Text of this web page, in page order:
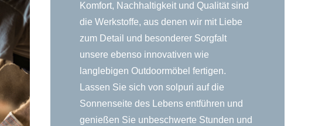
Komfort, Nachhaltigkeit und Qualität sind
die Werkstoffe, aus denen wir mit Liebe
zum Detail und besonderer Sorgfalt
unsere ebenso innovativen wie
langlebigen Outdoormöbel fertigen.
Lassen Sie sich von solpuri auf die
Sonnenseite des Lebens entführen und
genießen Sie unbeschwerte Stunden und